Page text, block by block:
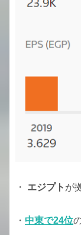
・ エジプト が
・ 中東で24位